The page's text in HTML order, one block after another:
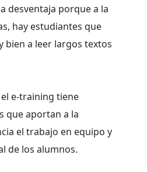
desventaja porque a la
hay estudiantes que
bien a leer largos textos
e-training tiene
que aportan a la
el trabajo en equipo y
de los alumnos.